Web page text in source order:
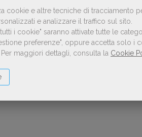
cookie e altre tecniche di tracciamento
e analizzare il traffico sul sito.
i cookie" saranno attivate tutte le
preferenze", oppure accetta solo i
Per maggiori dettagli, consulta la Cookie